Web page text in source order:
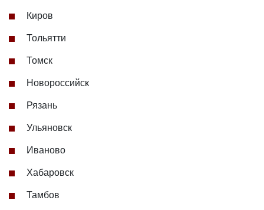
Киров
Тольятти
Томск
Новороссийск
Рязань
Ульяновск
Иваново
Хабаровск
Тамбов